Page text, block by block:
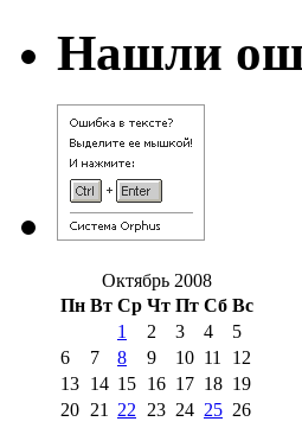
Нашли
Октябрь 2008
Пн Вт Ср Чт Пт Сб Вс
1
2 3 4
5
6
7 8 9 10 11
12
13 14 15 16 17 18 19
20 21 22 23 24 25 26